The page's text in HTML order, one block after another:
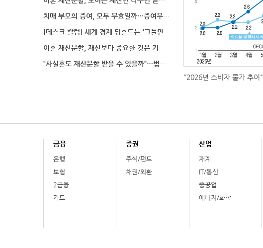
치매 부모의 증여, 모두 무효일까…증여무효 분쟁에서 법
[데스크 칼럼] 세계 경제 뒤흔드는 '그들만의 언어'
이혼 재산분할, 재산보다 중요한 것은 기여도 입증
“사실혼도 재산분할 받을 수 있을까”…법원이 살펴보는
"2026년 소비자 물가 추이"
금융
은행
보험
2금융
카드
증권
주식/펀드
채권/외환
산업
재계
IT/통신
중공업
에너지/화학